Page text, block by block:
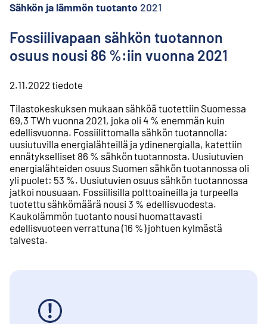
Sähkön ja lämmön tuotanto 2021
Fossiilivapaan sähkön tuotannon
osuus nousi 86 %:iin vuonna 2021
2.11.2022 tiedote
Tilastokeskuksen mukaan sähköä tuotettiin Suomessa
69,3 TWh vuonna 2021, joka oli 4 % enemmän kuin
edellisvuonna. Fossiilittomalla sähkön tuotannolla:
uusiutuvilla energialähteillä ja ydinenergialla, katettiin
ennätykselliset 86 % sähkön tuotannosta. Uusiutuvien
energialähteiden osuus Suomen sähkön tuotannossa oli
yli puolet: 53 %. Uusiutuvien osuus sähkön tuotannossa
jatkoi nousuaan. Fossiilisilla polttoaineilla ja turpeella
tuotettu sähkömäärä nousi 3 % edellisvuodesta.
Kaukolämmön tuotanto nousi huomattavasti
edellisvuoteen verrattuna (16 %) johtuen kylmästä
talvesta.